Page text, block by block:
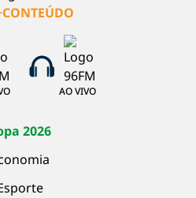
AO VIVO
2026